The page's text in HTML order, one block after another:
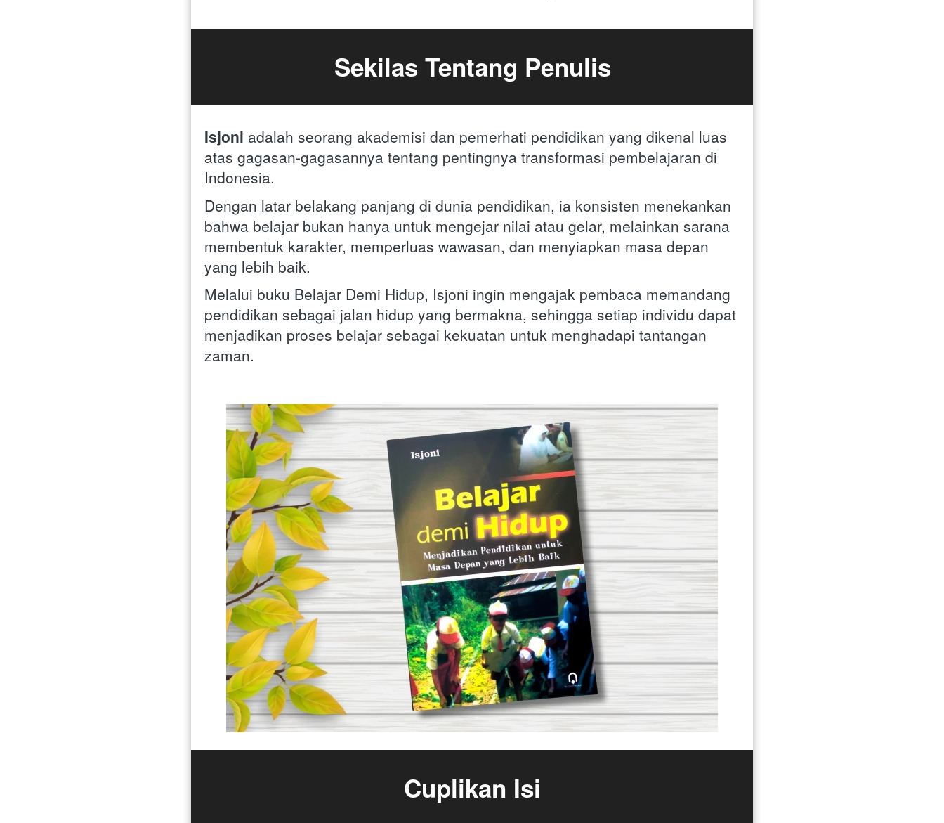
Sekilas Tentang Penulis
Isjoni adalah seorang akademisi dan pemerhati pendidikan yang dikenal luas
atas gagasan-gagasannya tentang pentingnya transformasi pembelajaran di
Indonesia.
Dengan latar belakang panjang di dunia pendidikan, ia konsisten menekankan
bahwa belajar bukan hanya untuk mengejar nilai atau gelar, melainkan sarana
membentuk karakter, memperluas wawasan, dan menyiapkan masa depan
yang lebih baik.
Melalui buku Belajar Demi Hidup, Isjoni ingin mengajak pembaca memandang
pendidikan sebagai jalan hidup yang bermakna, sehingga setiap individu dapat
menjadikan proses belajar sebagai kekuatan untuk menghadapi tantangan
zaman.
Cuplikan Isi